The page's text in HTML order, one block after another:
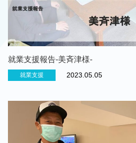
就業支援報告-美斉津様-
就業支援 2023.05.05